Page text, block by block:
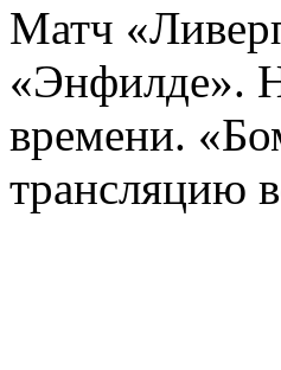
Матч
«Энфилде».
времени.
трансляцию